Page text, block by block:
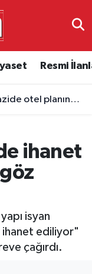
Resmi
planına onay
ihanet
isyan
ihanet ediliyor"
çağırdı.